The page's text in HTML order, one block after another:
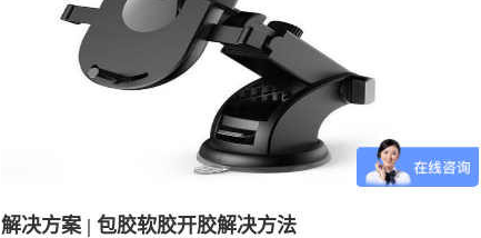
解决方案 | 包胶软胶开胶解决方法